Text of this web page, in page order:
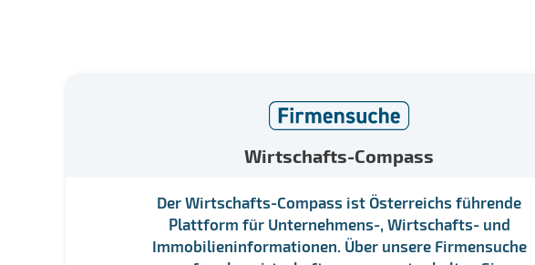
Wirtschafts-Compass
Der Wirtschafts-Compass ist Österreichs führende
Plattform für Unternehmens-, Wirtschafts- und
Immobilieninformationen. Über unsere Firmensuche